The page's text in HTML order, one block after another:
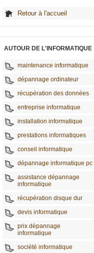
Retour à l'accueil
AUTOUR DE L'INFORMATIQUE
maintenance informatique
dépannage ordinateur
récupération des données
entreprise informatique
installation informatique
prestations informatiques
conseil informatique
dépannage informatique pc
assistance dépannage
informatique
récupération disque dur
devis informatique
prix dépannage
informatique
société informatique